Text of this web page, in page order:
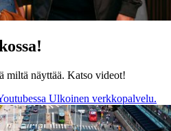
miltä näyttää. Katso videot!
Ulkoinen verkkopalvelu.